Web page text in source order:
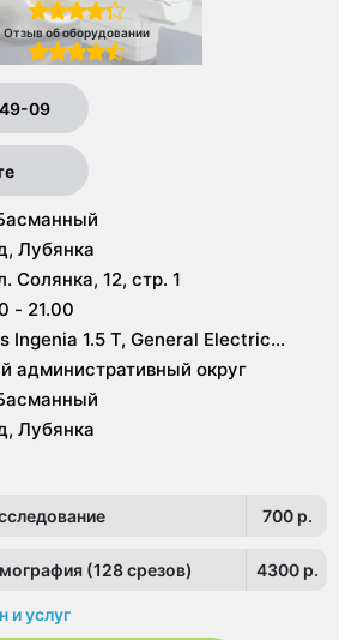
Отзыв об оборудовании
09
Лубянка
Солянка, 12, стр. 1
- 21.00
Ingenia 1.5 Т, General Electric
Ingeniuty 64 среза, GE
УЗИ Philips iE33 X-matrix
административный округ
Лубянка
700 p.
(128 срезов) 4300 p.
и услуг